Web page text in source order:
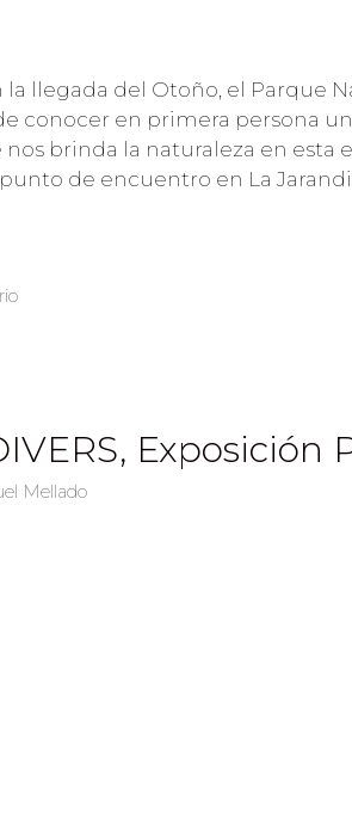
la llegada del Otoño, el Parque
conocer en primera persona
brinda la naturaleza en esta
de encuentro en La
Exposición
Mellado